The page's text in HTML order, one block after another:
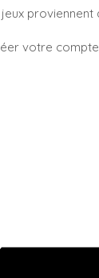
proviennent
votre